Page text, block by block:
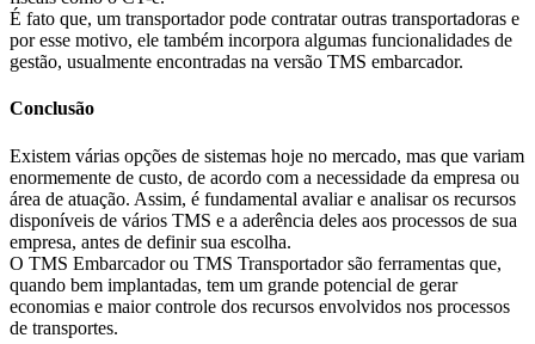
É fato que, um transportador pode contratar outras transportadoras e
por esse motivo, ele também incorpora algumas funcionalidades de
gestão, usualmente encontradas na versão TMS embarcador.
Conclusão
Existem várias opções de sistemas hoje no mercado, mas que variam
enormemente de custo, de acordo com a necessidade da empresa ou
área de atuação. Assim, é fundamental avaliar e analisar os recursos
disponíveis de vários TMS e a aderência deles aos processos de sua
empresa, antes de definir sua escolha.
O TMS Embarcador ou TMS Transportador são ferramentas que,
quando bem implantadas, tem um grande potencial de gerar
economias e maior controle dos recursos envolvidos nos processos
de transportes.